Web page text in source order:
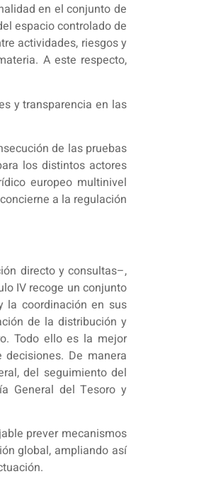
en el conjunto de
espacio controlado de
actividades, riesgos y
A este respecto,
y transparencia en las
de las pruebas
los distintos actores
europeo multinivel
a la regulación
directo y consultas–,
IV recoge un conjunto
la coordinación en sus
de la distribución y
Todo ello es la mejor
De manera
del seguimiento del
General del Tesoro y
prever mecanismos
global, ampliando así